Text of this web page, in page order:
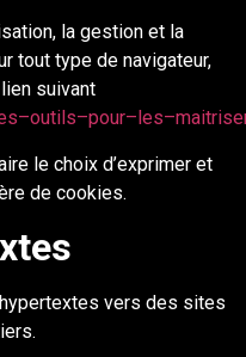
la gestion et la
tout type de navigateur,
suivant
–outils–pour– les–
le choix d’exprimer et
de cookies.
vers des sites